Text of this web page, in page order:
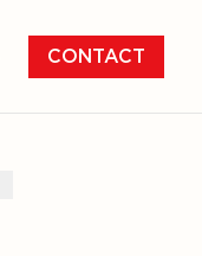
CONTACT